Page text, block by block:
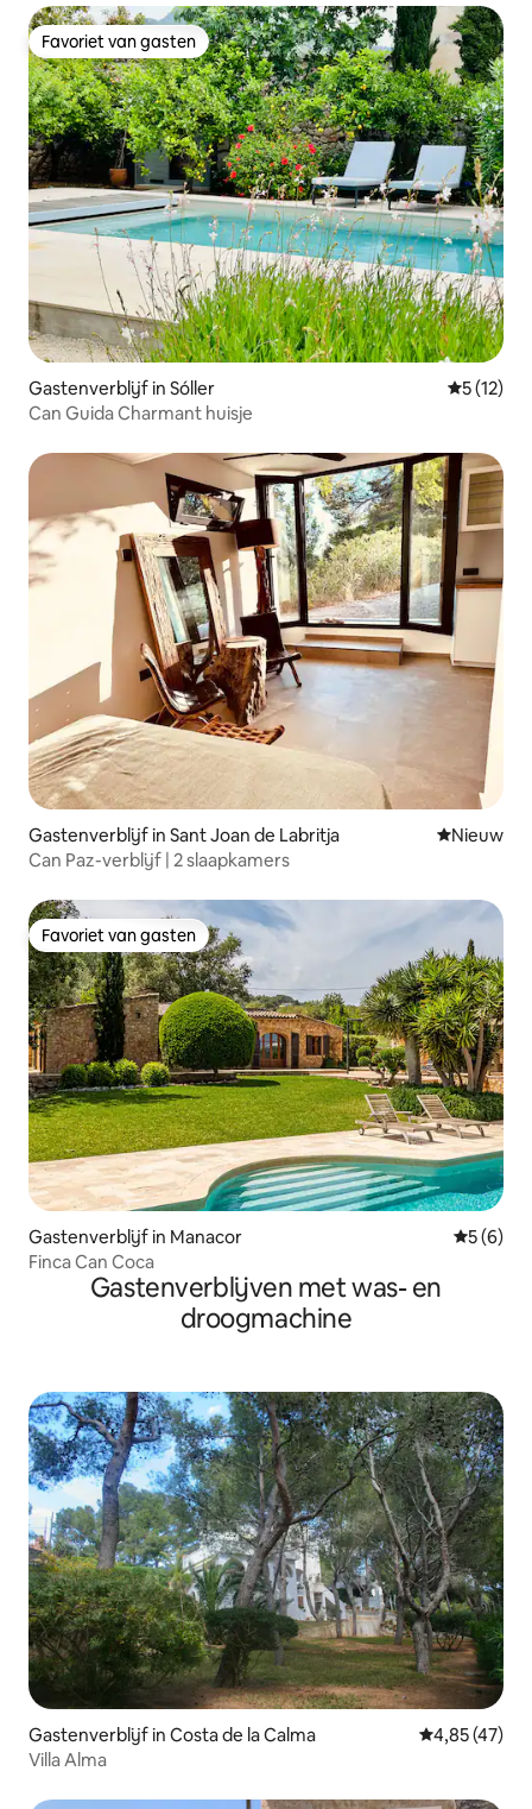
Favoriet van gasten
Favoriet van gasten
Gastenverblijf in Sóller
5 (12)
Can Guida Charmant huisje
Gastenverblijf in Sant Joan de Labritja Nieuwe
Nieuw
Can Paz-verblijf | 2 slaapkamers
Favoriet van gasten
Favoriet van gasten
Gastenverblijf in Manacor
5 (6)
Finca Can Coca
Gastenverblijven met was- en
droogmachine
Gastenverblijf in Costa de la Calma Gemiddelde
4,85 (47)
Villa Alma